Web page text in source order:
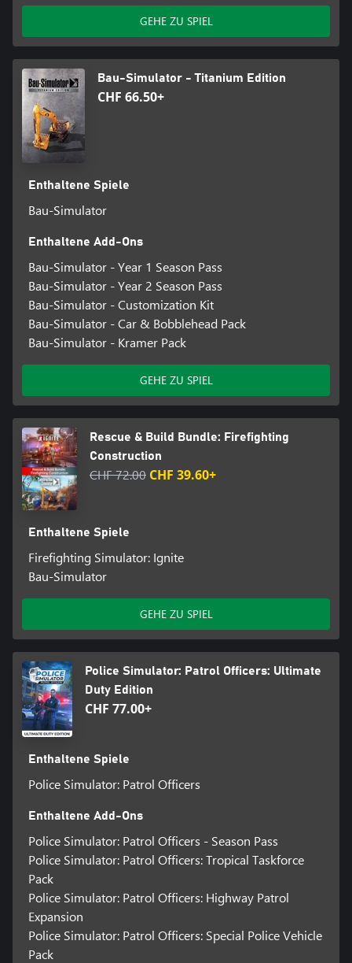
GEHE ZU SPIEL
Bau-Simulator - Titanium Edition
CHF 66.50+
Enthaltene Spiele
Bau-Simulator
Enthaltene Add-Ons
Bau-Simulator - Year 1 Season Pass
Bau-Simulator - Year 2 Season Pass
Bau-Simulator - Customization Kit
Bau-Simulator - Car & Bobblehead Pack
Bau-Simulator - Kramer Pack
GEHE ZU SPIEL
Rescue & Build Bundle: Firefighting
Construction
CHF 72.00 CHF 39.60+
Enthaltene Spiele
Firefighting Simulator: Ignite
Bau-Simulator
GEHE ZU SPIEL
Police Simulator: Patrol Officers: Ultimate
Duty Edition
CHF 77.00+
Enthaltene Spiele
Police Simulator: Patrol Officers
Enthaltene Add-Ons
Police Simulator: Patrol Officers - Season Pass
Police Simulator: Patrol Officers: Tropical Taskforce
Pack
Police Simulator: Patrol Officers: Highway Patrol
Expansion
Police Simulator: Patrol Officers: Special Police Vehicle
Pack